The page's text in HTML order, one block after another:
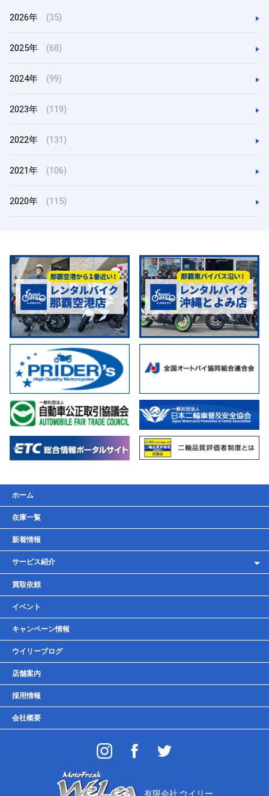
2026年 (35)
2025年 (68)
2024年 (99)
2023年 (119)
2022年 (131)
2021年 (106)
2020年 (115)
ホーム
在庫一覧
新着情報
サービス紹介
レンタルバイク
車検・点検・整備
貸しガレージ
買取依頼
イベント
キャンペーン情報
ウイリーブログ
店舗案内
採用情報
会社概要
有限会社 ウイリー